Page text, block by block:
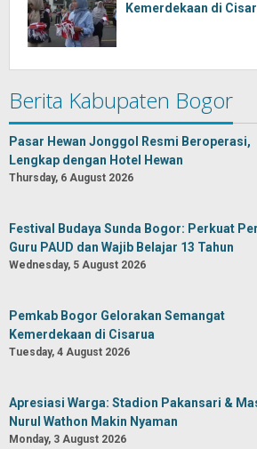
Kemerdekaan di
Berita Kabupaten Bogor
Pasar Hewan Jonggol Resmi Beroperasi,
Lengkap dengan Hotel Hewan
Thursday, 6 August 2026
Festival Budaya Sunda Bogor: Perkuat
Guru PAUD dan Wajib Belajar 13 Tahun
Wednesday, 5 August 2026
Pemkab Bogor Gelorakan Semangat
Kemerdekaan di Cisarua
Tuesday, 4 August 2026
Apresiasi Warga: Stadion Pakansari &
Nurul Wathon Makin Nyaman
Monday, 3 August 2026